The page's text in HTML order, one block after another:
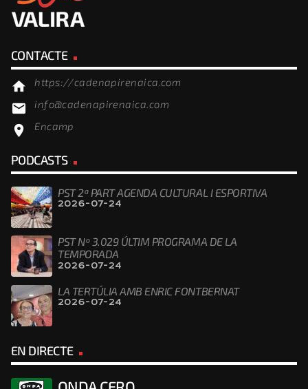
CONTACTE
home https://cadenapirenaica.com
email info@cadenapirenaica.com
location_on Encamp
PODCASTS
PST 2ª PART AGENDA CULTURAL I ESPORTIVA
2026-07-24
PST Nº 3.029 ÚLTIM PROGRAMA DE LA
TEMPORADA
2026-07-24
LA TERTÚLIA AMB ENRIC FONTBERNAT
2026-07-24
EN DIRECTE